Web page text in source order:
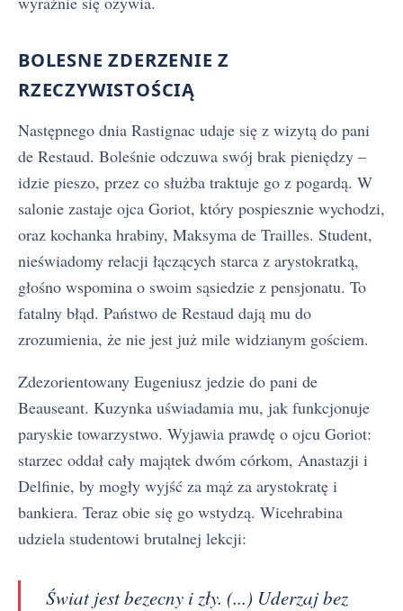
BOLESNE ZDERZENIE Z
RZECZYWISTOŚCIĄ
Następnego dnia Rastignac udaje się z wizytą do pani
de Restaud. Boleśnie odczuwa swój brak pieniędzy –
idzie pieszo, przez co służba traktuje go z pogardą. W
salonie zastaje ojca Goriot, który pospiesznie wychodzi,
oraz kochanka hrabiny, Maksyma de Trailles. Student,
nieświadomy relacji łączących starca z arystokratką,
głośno wspomina o swoim sąsiedzie z pensjonatu. To
fatalny błąd. Państwo de Restaud dają mu do
zrozumienia, że nie jest już mile widzianym gościem.
Zdezorientowany Eugeniusz jedzie do pani de
Beauseant. Kuzynka uświadamia mu, jak funkcjonuje
paryskie towarzystwo. Wyjawia prawdę o ojcu Goriot:
starzec oddał cały majątek dwóm córkom, Anastazji i
Delfinie, by mogły wyjść za mąż za arystokratę i
bankiera. Teraz obie się go wstydzą. Wicehrabina
udziela studentowi brutalnej lekcji:
Świat jest bezecny i zły. (...) Uderzaj bez